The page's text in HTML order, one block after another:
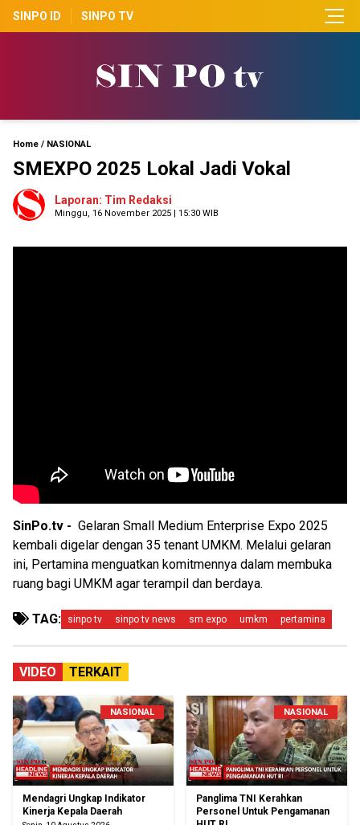
SINPO ID SINPO TV
Home / NASIONAL
SMEXPO 2025 Lokal Jadi Vokal
Laporan: Tim Redaksi
Minggu, 16 November 2025 | 15:30 WIB
SinPo.tv - Gelaran Small Medium Enterprise Expo 2025
kembali digelar dengan 35 tenant UMKM. Melalui gelaran
ini, Pertamina menguatkan komitmennya dalam membuka
ruang bagi UMKM agar terampil dan berdaya.
TAG: sinpo tv sinpo tv news sm expo umkm pertamina
VIDEO TERKAIT
NASIONAL
Mendagri Ungkap Indikator
Kinerja Kepala Daerah
NASIONAL
Panglima TNI Kerahkan
Personel Untuk Pengamanan